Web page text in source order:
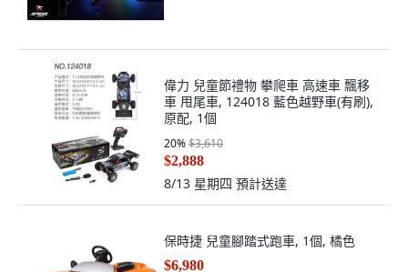
偉力 兒童節禮物 攀爬車 高速車 飄移
車 甩尾車, 124018 藍色越野車(有刷),
原配, 1個
20%$3,610
$2,888
8/13 星期四 預計送達
保時捷 兒童腳踏式跑車, 1個, 橘色
$6,980